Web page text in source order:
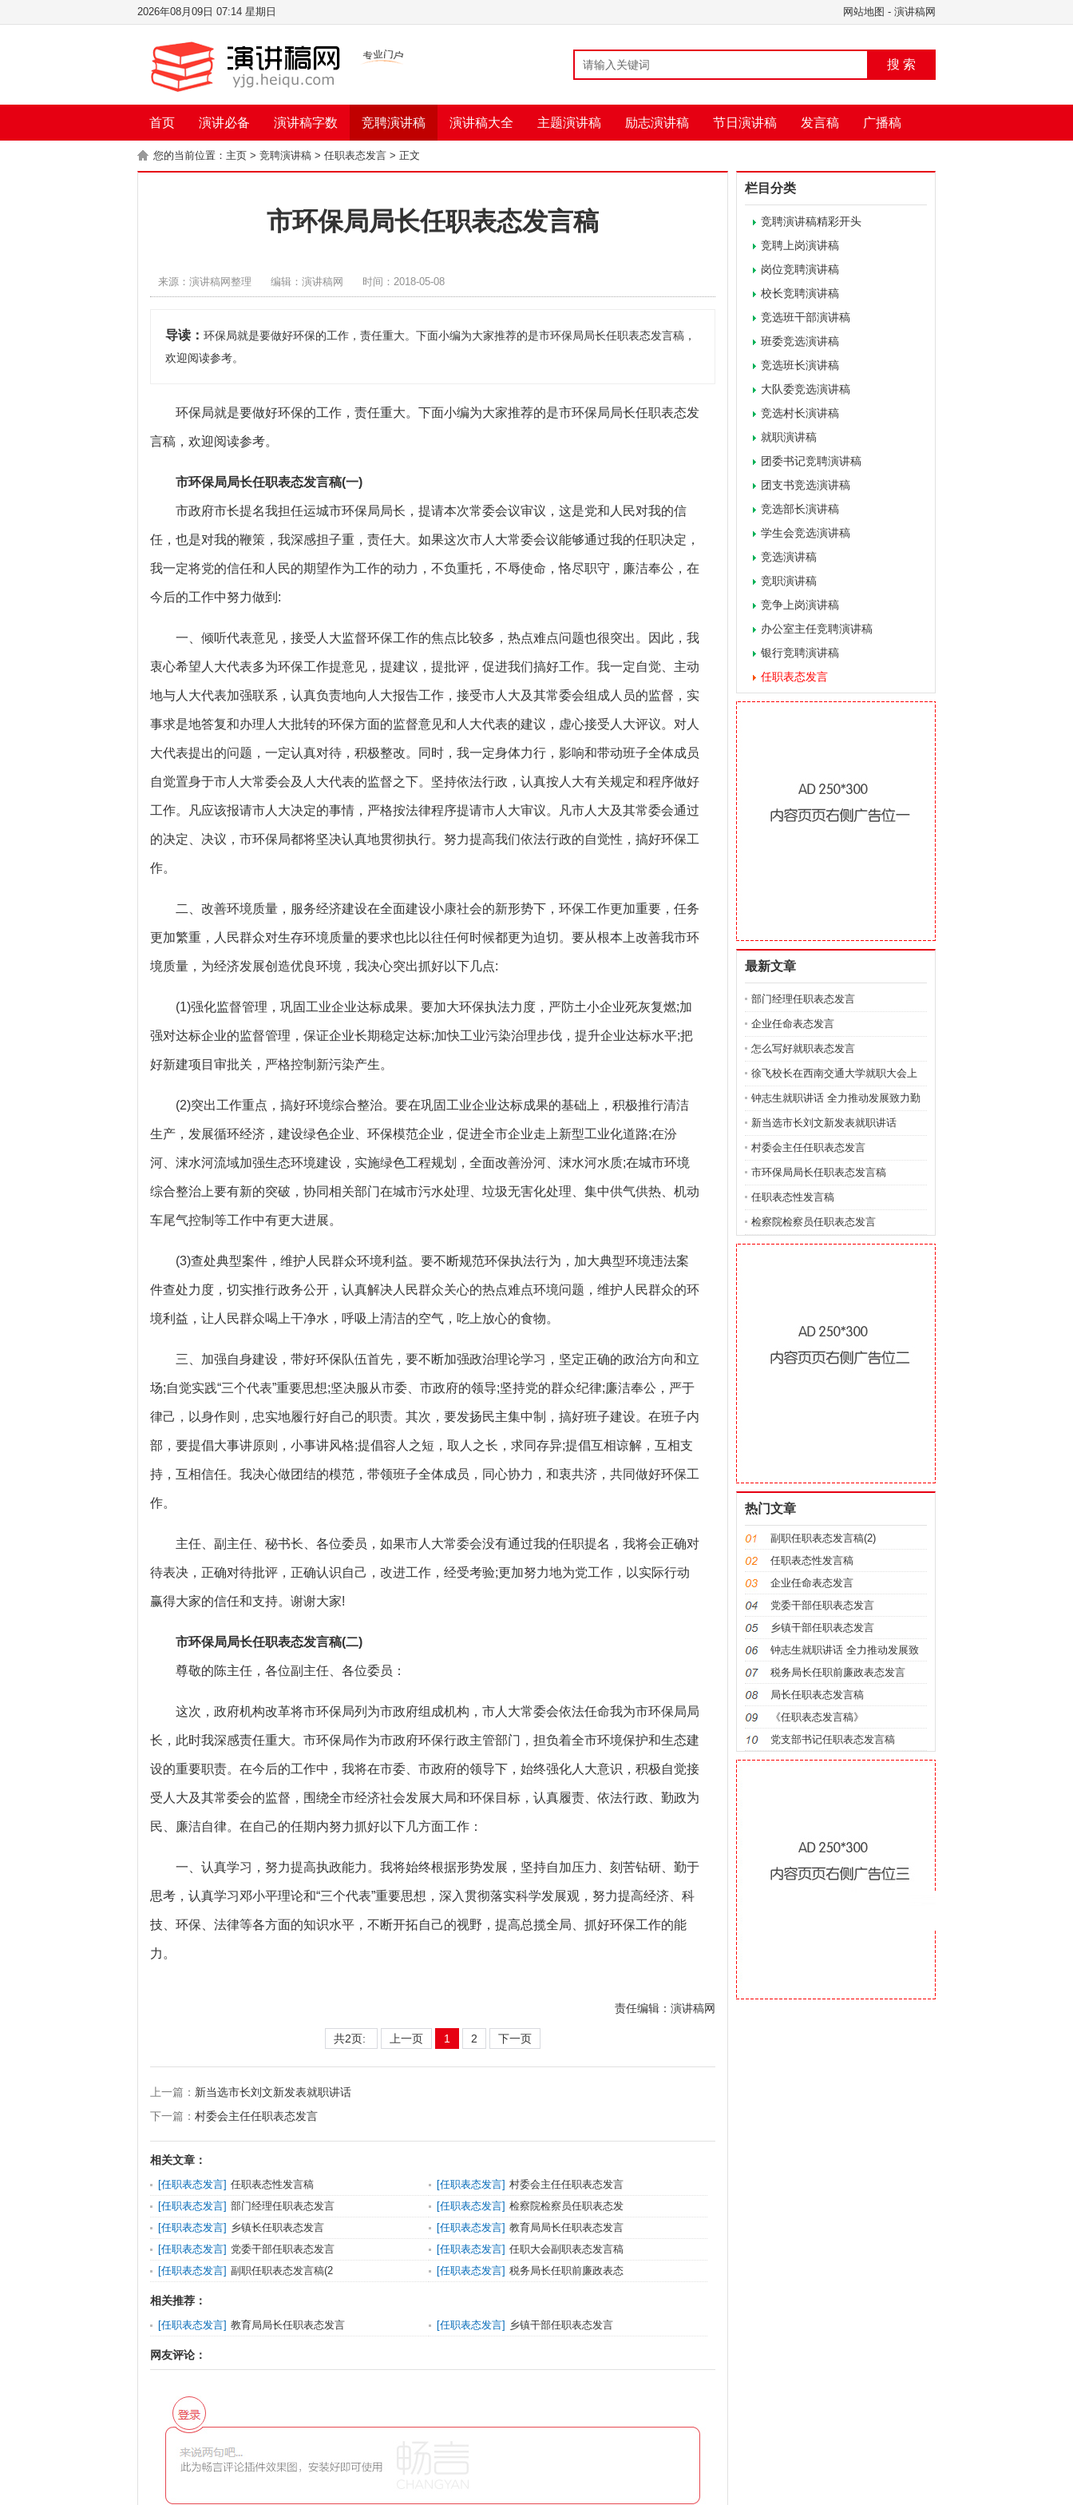
网站地图 - 演讲稿网
2026年08月09日 07:14 星期日
搜 索
首页 演讲必备 演讲稿字数 竞聘演讲稿 演讲稿大全 主题演讲稿 励志演讲稿 节日演讲稿 发言稿 广播稿
您的当前位置： 主页 > 竞聘演讲稿 > 任职表态发言 > 正文
市环保局局长任职表态发言稿
来源：演讲稿网整理 编辑：演讲稿网 时间：2018-05-08
导读： 环保局就是要做好环保的工作，责任重大。下面小编为大家推荐的是市环保局局长任职表态发言稿，
欢迎阅读参考。
环保局就是要做好环保的工作，责任重大。下面小编为大家推荐的是市环保局局长任职表态发
言稿，欢迎阅读参考。
市环保局局长任职表态发言稿(一)
市政府市长提名我担任运城市环保局局长，提请本次常委会议审议，这是党和人民对我的信
任，也是对我的鞭策，我深感担子重，责任大。如果这次市人大常委会议能够通过我的任职决定，
我一定将党的信任和人民的期望作为工作的动力，不负重托，不辱使命，恪尽职守，廉洁奉公，在
今后的工作中努力做到:
一、倾听代表意见，接受人大监督环保工作的焦点比较多，热点难点问题也很突出。因此，我
衷心希望人大代表多为环保工作提意见，提建议，提批评，促进我们搞好工作。我一定自觉、主动
地与人大代表加强联系，认真负责地向人大报告工作，接受市人大及其常委会组成人员的监督，实
事求是地答复和办理人大批转的环保方面的监督意见和人大代表的建议，虚心接受人大评议。对人
大代表提出的问题，一定认真对待，积极整改。同时，我一定身体力行，影响和带动班子全体成员
自觉置身于市人大常委会及人大代表的监督之下。坚持依法行政，认真按人大有关规定和程序做好
工作。凡应该报请市人大决定的事情，严格按法律程序提请市人大审议。凡市人大及其常委会通过
的决定、决议，市环保局都将坚决认真地贯彻执行。努力提高我们依法行政的自觉性，搞好环保工
作。
二、改善环境质量，服务经济建设在全面建设小康社会的新形势下，环保工作更加重要，任务
更加繁重，人民群众对生存环境质量的要求也比以往任何时候都更为迫切。要从根本上改善我市环
境质量，为经济发展创造优良环境，我决心突出抓好以下几点:
(1)强化监督管理，巩固工业企业达标成果。要加大环保执法力度，严防土小企业死灰复燃;加
强对达标企业的监督管理，保证企业长期稳定达标;加快工业污染治理步伐，提升企业达标水平;把
好新建项目审批关，严格控制新污染产生。
(2)突出工作重点，搞好环境综合整治。要在巩固工业企业达标成果的基础上，积极推行清洁
生产，发展循环经济，建设绿色企业、环保模范企业，促进全市企业走上新型工业化道路;在汾
河、涑水河流域加强生态环境建设，实施绿色工程规划，全面改善汾河、涑水河水质;在城市环境
综合整治上要有新的突破，协同相关部门在城市污水处理、垃圾无害化处理、集中供气供热、机动
车尾气控制等工作中有更大进展。
(3)查处典型案件，维护人民群众环境利益。要不断规范环保执法行为，加大典型环境违法案
件查处力度，切实推行政务公开，认真解决人民群众关心的热点难点环境问题，维护人民群众的环
境利益，让人民群众喝上干净水，呼吸上清洁的空气，吃上放心的食物。
三、加强自身建设，带好环保队伍首先，要不断加强政治理论学习，坚定正确的政治方向和立
场;自觉实践“三个代表”重要思想;坚决服从市委、市政府的领导;坚持党的群众纪律;廉洁奉公，严于
律己，以身作则，忠实地履行好自己的职责。其次，要发扬民主集中制，搞好班子建设。在班子内
部，要提倡大事讲原则，小事讲风格;提倡容人之短，取人之长，求同存异;提倡互相谅解，互相支
持，互相信任。我决心做团结的模范，带领班子全体成员，同心协力，和衷共济，共同做好环保工
作。
主任、副主任、秘书长、各位委员，如果市人大常委会没有通过我的任职提名，我将会正确对
待表决，正确对待批评，正确认识自己，改进工作，经受考验;更加努力地为党工作，以实际行动
赢得大家的信任和支持。谢谢大家!
市环保局局长任职表态发言稿(二)
尊敬的陈主任，各位副主任、各位委员：
这次，政府机构改革将市环保局列为市政府组成机构，市人大常委会依法任命我为市环保局局
长，此时我深感责任重大。市环保局作为市政府环保行政主管部门，担负着全市环境保护和生态建
设的重要职责。在今后的工作中，我将在市委、市政府的领导下，始终强化人大意识，积极自觉接
受人大及其常委会的监督，围绕全市经济社会发展大局和环保目标，认真履责、依法行政、勤政为
民、廉洁自律。在自己的任期内努力抓好以下几方面工作：
一、认真学习，努力提高执政能力。我将始终根据形势发展，坚持自加压力、刻苦钻研、勤于
思考，认真学习邓小平理论和“三个代表”重要思想，深入贯彻落实科学发展观，努力提高经济、科
技、环保、法律等各方面的知识水平，不断开拓自己的视野，提高总揽全局、抓好环保工作的能
力。
责任编辑：演讲稿网
共2页: 上一页 1 2 下一页
上一篇： 新当选市长刘文新发表就职讲话
下一篇： 村委会主任任职表态发言
相关文章：
[任职表态发言] 任职表态性发言稿 [任职表态发言] 村委会主任任职表态发言
[任职表态发言] 部门经理任职表态发言 [任职表态发言] 检察院检察员任职表态发
[任职表态发言] 乡镇长任职表态发言 [任职表态发言] 教育局局长任职表态发言
[任职表态发言] 党委干部任职表态发言 [任职表态发言] 任职大会副职表态发言稿
[任职表态发言] 副职任职表态发言稿(2 [任职表态发言] 税务局长任职前廉政表态
相关推荐：
[任职表态发言] 教育局局长任职表态发言 [任职表态发言] 乡镇干部任职表态发言
网友评论：
栏目分类
竞聘演讲稿精彩开头
竞聘上岗演讲稿
岗位竞聘演讲稿
校长竞聘演讲稿
竞选班干部演讲稿
班委竞选演讲稿
竞选班长演讲稿
大队委竞选演讲稿
竞选村长演讲稿
就职演讲稿
团委书记竞聘演讲稿
团支书竞选演讲稿
竞选部长演讲稿
学生会竞选演讲稿
竞选演讲稿
竞职演讲稿
竞争上岗演讲稿
办公室主任竞聘演讲稿
银行竞聘演讲稿
任职表态发言
最新文章
部门经理任职表态发言
企业任命表态发言
怎么写好就职表态发言
徐飞校长在西南交通大学就职大会上
的讲
钟志生就职讲话 全力推动发展致力勤
政廉
新当选市长刘文新发表就职讲话
村委会主任任职表态发言
市环保局局长任职表态发言稿
任职表态性发言稿
检察院检察员任职表态发言
热门文章
副职任职表态发言稿(2)
任职表态性发言稿
企业任命表态发言
党委干部任职表态发言
乡镇干部任职表态发言
钟志生就职讲话 全力推动发展致
力勤政廉
税务局长任职前廉政表态发言
局长任职表态发言稿
《任职表态发言稿》
党支部书记任职表态发言稿